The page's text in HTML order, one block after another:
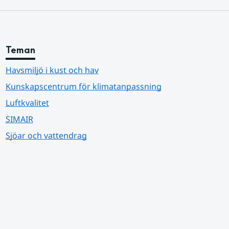
Teman
Havsmiljö i kust och hav
Kunskapscentrum för klimatanpassning
Luftkvalitet
SIMAIR
Sjöar och vattendrag